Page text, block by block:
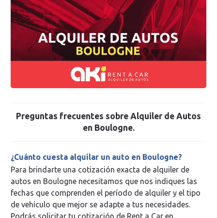
Preguntas frecuentes sobre Alquiler de Autos
en Boulogne.
¿Cuánto cuesta alquilar un auto en Boulogne?
Para brindarte una cotización exacta de alquiler de
autos en Boulogne necesitamos que nos indiques las
fechas que comprenden el período de alquiler y el tipo
de vehículo que mejor se adapte a tus necesidades.
Podrás solicitar tu cotización de Rent a Car en